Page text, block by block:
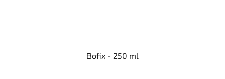
Bofix - 250 ml